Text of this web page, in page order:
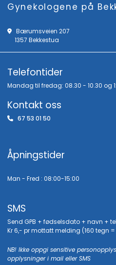
Gynekologene på

Bærumsveien 207
1357 Bekkestua
Telefontider
Mandag til fredag: 08.30 - 10.30 og
Kontakt oss
 67 53 01 50
Åpningstider
Man - Fred : 08:00-15:00
SMS
Send GPB + fødselsdato + navn +
Kr 6,- pr mottatt melding (160 tegn
NB! Ikke oppgi sensitive
opplysninger i mail eller SMS